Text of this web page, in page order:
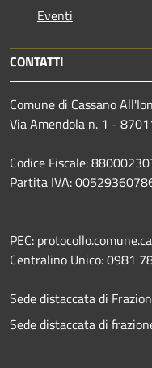
Eventi
CONTATTI
Comune di Cassano
Via Amendola n. 1 -
Codice Fiscale:
Partita IVA:
PEC:
Centralino Unico: 0981
Sede distaccata di
Sede distaccata di